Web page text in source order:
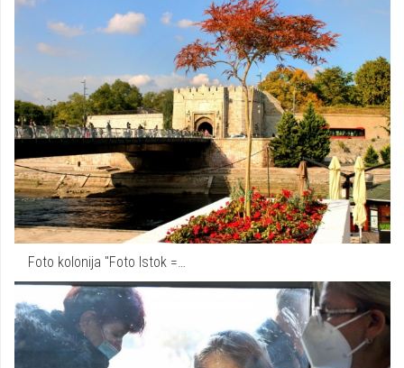
Foto kolonija "Foto Istok =…